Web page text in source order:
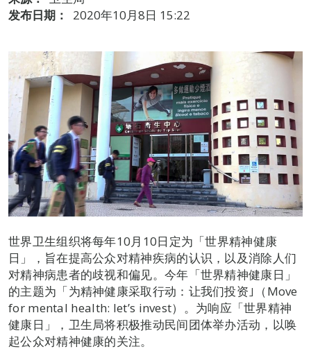
发布日期：
2020年10月8日 15:22
世界卫生组织将每年10月10日定为「世界精神健康
日」，旨在提高公众对精神疾病的认识，以及消除人们
对精神病患者的歧视和偏见。今年「世界精神健康日」
的主题为「为精神健康采取行动：让我们投资｣（Move
for mental health: let’s invest）。为响应「世界精神
健康日」，卫生局将积极推动民间团体举办活动，以唤
起公众对精神健康的关注。